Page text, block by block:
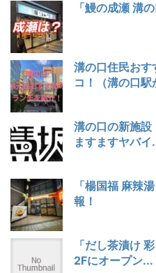
「鰻の成瀬 溝
溝の口住民おす
コ！（溝の口駅
溝の口の新施
ますますヤバイ
「楊国福 麻辣
報！
「だし茶漬け
2Fにオープン...